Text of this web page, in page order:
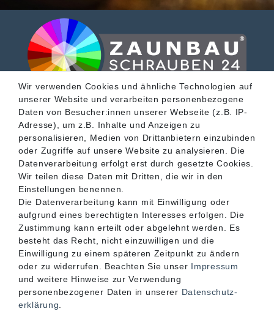
SERVICE
INFORMATIONEN
KONTAKT
Wir verwenden Cookies und ähnliche Technologien auf
unserer Website und verarbeiten personenbezogene
Daten von Besucher:innen unserer Webseite (z.B. IP-
Adresse), um z.B. Inhalte und Anzeigen zu
personalisieren, Medien von Drittanbietern einzubinden
oder Zugriffe auf unsere Website zu analysieren. Die
Datenverarbeitung erfolgt erst durch gesetzte Cookies.
Wir teilen diese Daten mit Dritten, die wir in den
Einstellungen benennen.
Die Datenverarbeitung kann mit Einwilligung oder
aufgrund eines berechtigten Interesses erfolgen. Die
Zustimmung kann erteilt oder abgelehnt werden. Es
besteht das Recht, nicht einzuwilligen und die
Einwilligung zu einem späteren Zeitpunkt zu ändern
oder zu widerrufen. Beachten Sie unser Impressum
und weitere Hinweise zur Verwendung
personenbezogener Daten in unserer Daten­schutz­
erklärung